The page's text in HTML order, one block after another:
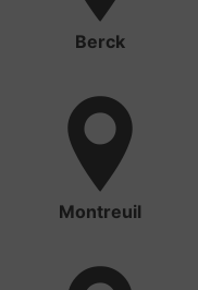
Berck
Montreuil